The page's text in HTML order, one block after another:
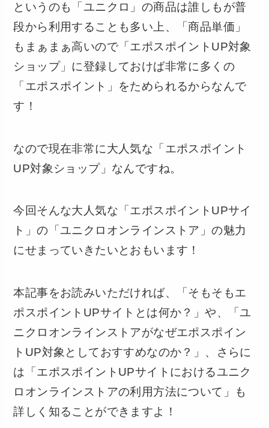
というのも「ユニクロ」の商品は誰しもが普
段から利用することも多い上、「商品単価」
もまぁまぁ高いので「エポスポイントUP対象
ショップ」に登録しておけば非常に多くの
「エポスポイント」をためられるからなんで
す！
なので現在非常に大人気な「エポスポイント
UP対象ショップ」なんですね。
今回そんな大人気な「エポスポイントUPサイ
ト」の「ユニクロオンラインストア」の魅力
にせまっていきたいとおもいます！
本記事をお読みいただければ、「そもそもエ
ポスポイントUPサイトとは何か？」や、「ユ
ニクロオンラインストアがなぜエポスポイン
トUP対象としておすすめなのか？」、さらに
は「エポスポイントUPサイトにおけるユニク
ロオンラインストアの利用方法について」も
詳しく知ることができますよ！